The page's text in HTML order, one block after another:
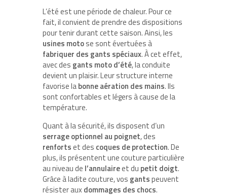
L’été est une période de chaleur. Pour ce
fait, il convient de prendre des dispositions
pour tenir durant cette saison. Ainsi, les
usines motose sont évertuées à
fabriquer des gants spéciaux. À cet effet,
avec des gants moto d’été, la conduite
devient un plaisir. Leur structure interne
favorise labonne aération des mains. Ils
sont confortables et légers à cause de la
température.
Quant à la sécurité, ils disposent d’un
serrage optionnel au poignet, des
renfortset des coques de protection. De
plus, ils présentent une couture particulière
au niveau de l’annulaireet du petit doigt.
Grâce à ladite couture, vos gantspeuvent
résister auxdommages des chocs.